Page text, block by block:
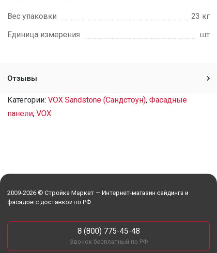
Вес упаковки
23 кг
Единица измерения
шт
Отзывы
Категории: VOX Sandstone (Сандстоун), Фасадные
панели, VOX
2009-2026 © Стройка Маркет — Интернет-магазин сайдинга и
фасадов с доставкой по РФ
8 (800) 775-45-48
Звонок бесплатный по РФ